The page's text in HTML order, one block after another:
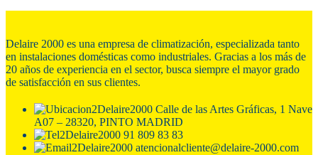
Delaire 2000 es una empresa de climatización, especializada tanto
en instalaciones domésticas como industriales. Gracias a los más de
20 años de experiencia en el sector, busca siempre el mayor grado
de satisfacción en sus clientes.
Calle de las Artes Gráficas, 1 Nave
A07 – 28320, PINTO MADRID
91 809 83 83
atencionalcliente@delaire-2000.com